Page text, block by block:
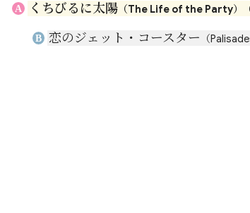
A くちびるに太陽（The Life of the Party）
B 恋のジェット・コースター （